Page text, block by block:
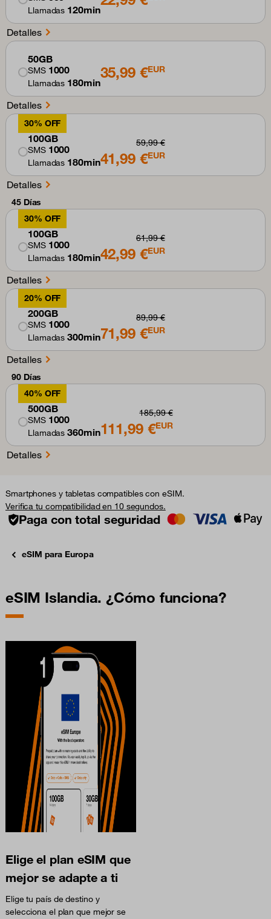
Llamadas 120min
Detalles
50GB
SMS 1000
Llamadas 180min
35,99 €EUR
Detalles
30% OFF
100GB
SMS 1000
Llamadas 180min
59,99 €
41,99 €EUR
Detalles
45 Días
30% OFF
100GB
SMS 1000
Llamadas 180min
61,99 €
42,99 €EUR
Detalles
20% OFF
200GB
SMS 1000
Llamadas300min
89,99 €
71,99 €EUR
Detalles
90 Días
40% OFF
500GB
SMS 1000
Llamadas360min
185,99 €
111,99 €EUR
Detalles
Smartphones y tabletas compatibles con eSIM.
Verifica tu compatibilidad en 10 segundos.
Paga con total seguridad
eSIM para Europa
eSIM Islandia. ¿Cómo funciona?
Elige el plan eSIM que
mejor se adapte a ti
Elige tu país de destino y
selecciona el plan que mejor se